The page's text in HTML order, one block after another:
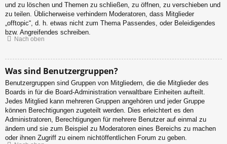
und zu löschen und Themen zu schließen, zu öffnen, zu verschieben und
zu teilen. Üblicherweise verhindern Moderatoren, dass Mitglieder
„offtopic“, d. h. etwas nicht zum Thema Passendes, oder Beleidigendes
bzw. Angreifendes schreiben.
Nach oben
Was sind Benutzergruppen?
Benutzergruppen sind Gruppen von Mitgliedern, die die Mitglieder des
Boards in für die Board-Administration verwaltbare Einheiten aufteilt.
Jedes Mitglied kann mehreren Gruppen angehören und jeder Gruppe
können Berechtigungen zugeteilt werden. Dies erleichtert es den
Administratoren, Berechtigungen für mehrere Benutzer auf einmal zu
ändern und sie zum Beispiel zu Moderatoren eines Bereichs zu machen
oder ihnen Zugriff zu einem nichtöffentlichen Forum zu geben.